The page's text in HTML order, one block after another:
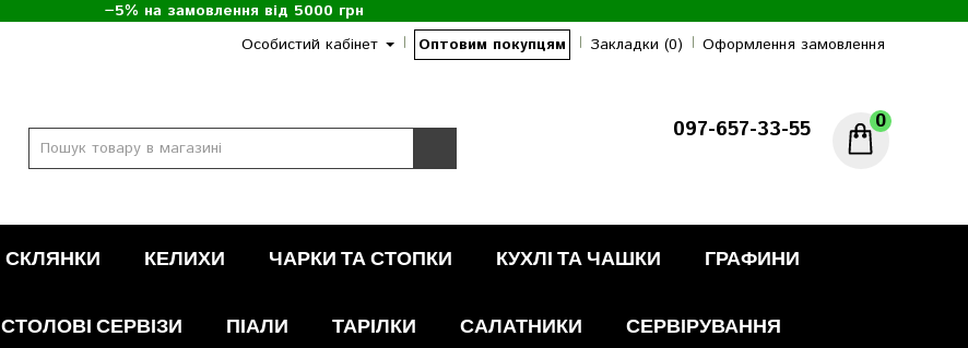
−5% на замовлення від 5000 грн
Особистий кабінет Оптовим покупцям Закладки (0) Оформлення замовлення
097-657-33-55 0
СКЛЯНКИ КЕЛИХИ ЧАРКИ ТА СТОПКИ КУХЛІ ТА ЧАШКИ ГРАФИНИ
СТОЛОВІ СЕРВІЗИ ПІАЛИ ТАРІЛКИ САЛАТНИКИ СЕРВІРУВАННЯ